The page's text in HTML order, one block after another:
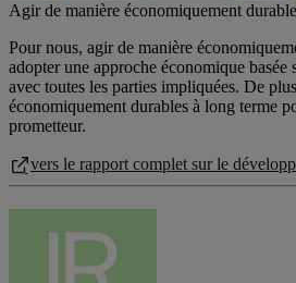
Agir de manière économiquement
Pour nous, agir de manière
adopter une approche économique basée
avec toutes les parties impliquées. De
économiquement durables à long terme
prometteur.
vers le rapport complet sur le